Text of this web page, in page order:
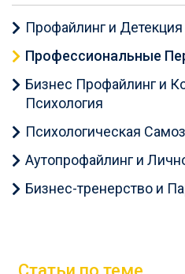
Профайлинг и
Профессиональные
Бизнес Профайлинг и
Психология
Психологическая
Аутопрофайлинг и
Бизнес-тренерство и